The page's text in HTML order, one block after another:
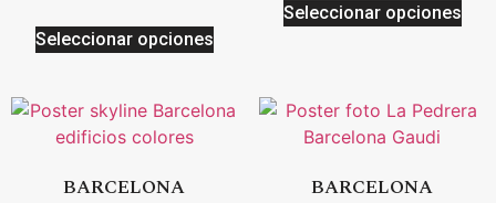
Seleccionar opciones
Seleccionar opciones
BARCELONA BARCELONA